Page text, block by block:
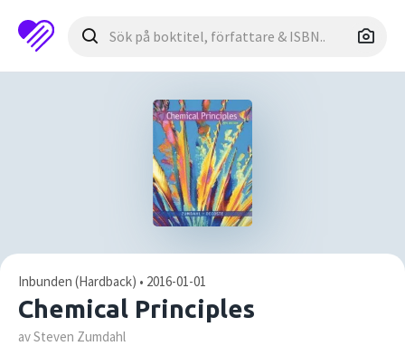
Inbunden (Hardback) • 2016-01-01
Chemical Principles
av Steven Zumdahl